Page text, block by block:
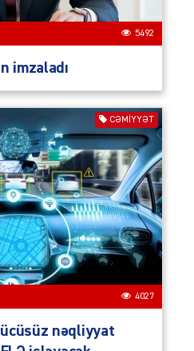
5492
imzaladı
CƏMIYYƏT
4027
nəqliyyat